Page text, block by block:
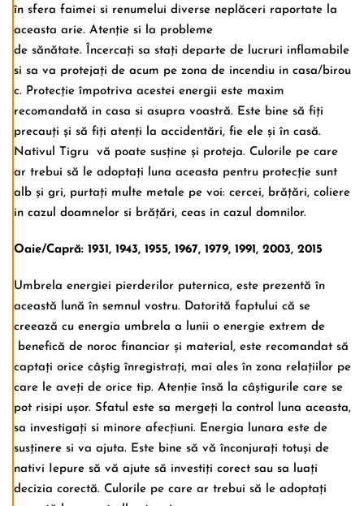
în sfera faimei si renumelui diverse neplăceri raportate la
aceasta arie. Atenție si la probleme
de sănătate. Încercați sa stați departe de lucruri inflamabile
si sa va protejați de acum pe zona de incendiu in casa/birou
c. Protecție împotriva acestei energii este maxim
recomandată in casa si asupra voastră. Este bine să fiți
precauți și să fiți atenți la accidentări, fie ele și în casă.
Nativul Tigru vă poate susține și proteja. Culorile pe care
ar trebui să le adoptați luna aceasta pentru protecție sunt
alb și gri, purtați multe metale pe voi: cercei, brățări, coliere
in cazul doamnelor si brățări, ceas in cazul domnilor.
Oaie/Capră: 1931, 1943, 1955, 1967, 1979, 1991, 2003, 2015
Umbrela energiei pierderilor puternica, este prezentă în
această lună în semnul vostru. Datorită faptului că se
creează cu energia umbrela a lunii o energie extrem de
benefică de noroc financiar și material, este recomandat să
captați orice câștig înregistrați, mai ales în zona relațiilor pe
care le aveți de orice tip. Atenție însă la câștigurile care se
pot risipi ușor. Sfatul este sa mergeți la control luna aceasta,
sa investigați si minore afecțiuni. Energia lunara este de
susținere si va ajuta. Este bine să vă înconjurați totuși de
nativi Iepure să vă ajute să investiți corect sau sa luați
decizia corectă. Culorile pe care ar trebui să le adoptați